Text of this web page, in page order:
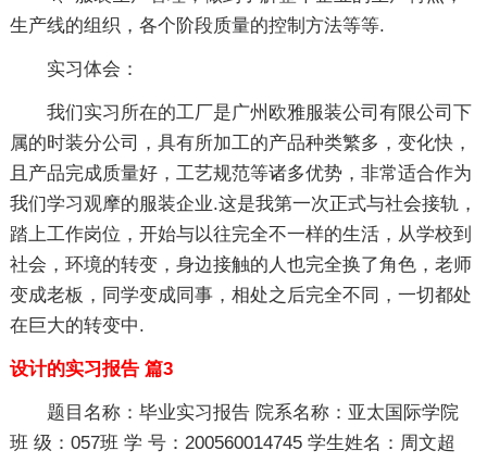
生产线的组织，各个阶段质量的控制方法等等.
实习体会：
我们实习所在的工厂是广州欧雅服装公司有限公司下
属的时装分公司，具有所加工的产品种类繁多，变化快，
且产品完成质量好，工艺规范等诸多优势，非常适合作为
我们学习观摩的服装企业.这是我第一次正式与社会接轨，
踏上工作岗位，开始与以往完全不一样的生活，从学校到
社会，环境的转变，身边接触的人也完全换了角色，老师
变成老板，同学变成同事，相处之后完全不同，一切都处
在巨大的转变中.
设计的实习报告 篇3
题目名称：毕业实习报告 院系名称：亚太国际学院
班 级：057班 学 号：200560014745 学生姓名：周文超